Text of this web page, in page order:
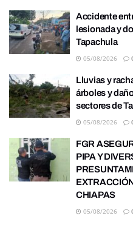
Accidente
lesionada y
Tapachula
05/08/2026
Lluvias y
árboles y
sectores de
05/08/2026
FGR
PIPA Y
CHIAPAS
05/08/2026